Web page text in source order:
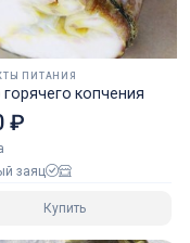
ПИТАНИЯ
копчения
₽
заяц
Купить